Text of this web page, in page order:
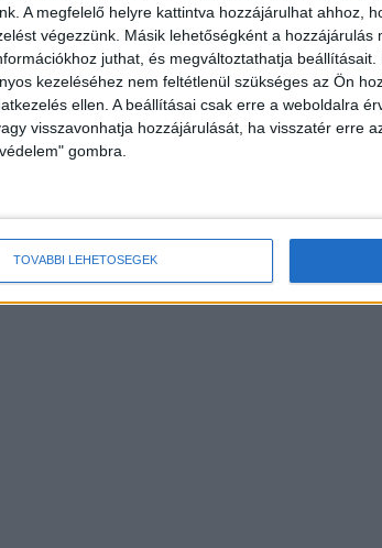
A megfelelő helyre kattintva hozzájárulhat ahhoz,
végezzünk. Másik lehetőségként a
juthat, és megváltoztathatja beállításait.
kezeléséhez nem feltétlenül szükséges az Ön
ellen. A beállításai csak erre a weboldalra
visszavonhatja hozzájárulását, ha visszatér erre
gombra.
TOVÁBBI LEHETŐSÉGEK